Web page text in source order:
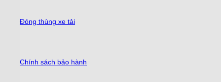
Đóng thùng xe tải
Chính sách bảo hành